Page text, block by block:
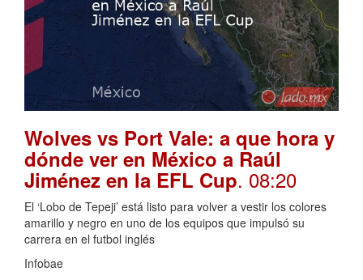
Wolves vs Port Vale: a que hora y
dónde ver en México a Raúl
Jiménez en la EFL Cup. 08:20
El ‘Lobo de Tepeji’ está listo para volver a vestir los colores
amarillo y negro en uno de los equipos que impulsó su
carrera en el futbol inglés
Infobae